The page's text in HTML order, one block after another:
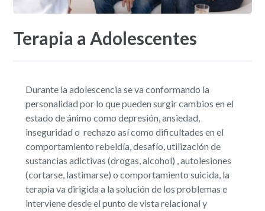
Terapia a Adolescentes
Durante la adolescencia se va conformando la
personalidad por lo que pueden surgir cambios en el
estado de ánimo como depresión, ansiedad,
inseguridad o rechazo así como dificultades en el
comportamiento rebeldía, desafío, utilización de
sustancias adictivas (drogas, alcohol) , autolesiones
(cortarse, lastimarse) o comportamiento suicida, la
terapia va dirigida a la solución de los problemas e
interviene desde el punto de vista relacional y